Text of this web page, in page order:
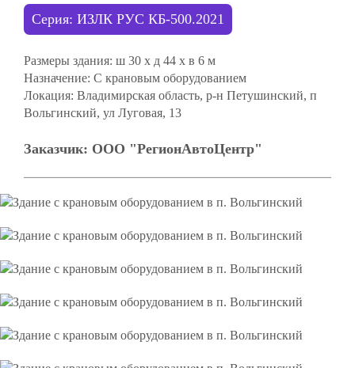
Серия: ИЗЛК РУС КБ-500.2021
Размеры здания: ш 30 х д 44 х в 6 м
Назначение: С крановым оборудованием
Локация: Владимирская область, р-н Петушинский, п
Вольгинский, ул Луговая, 13
Заказчик: ООО "РегионАвтоЦентр"